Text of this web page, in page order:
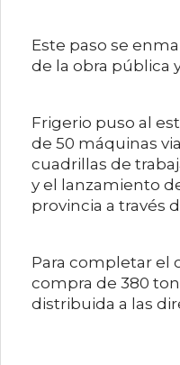
Este paso se
de la obra pública
Frigerio puso al
de 50 máquinas
cuadrillas de
y el lanzamiento
provincia a través
Para completar el
compra de 380
distribuida a las